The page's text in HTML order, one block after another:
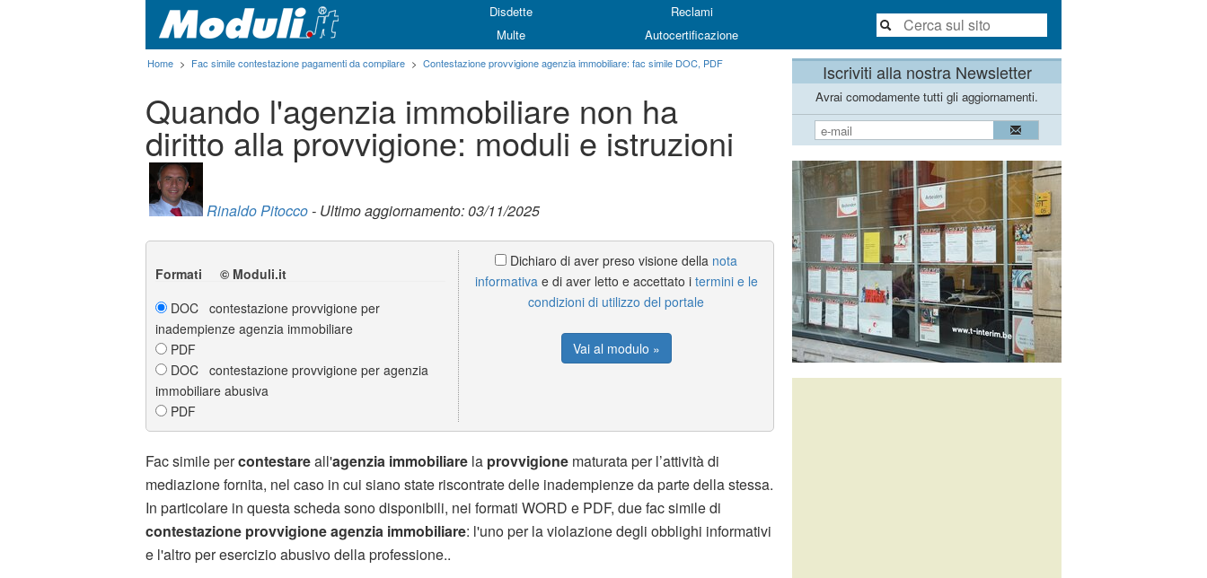
Disdette
Reclami
Multe
Autocertificazione
Home > Fac simile contestazione pagamenti da compilare > Contestazione provvigione agenzia immobiliare: fac simile DOC, PDF
Quando l'agenzia immobiliare non ha
diritto alla provvigione: moduli e istruzioni
Rinaldo Pitocco- Ultimo aggiornamento: 03/11/2025
Formati © Moduli.it
DOC contestazione provvigione per
inadempienze agenzia immobiliare
PDF
DOC contestazione provvigione per agenzia
immobiliare abusiva
PDF
Dichiaro di aver preso visione della nota
informativa e di aver letto e accettato i termini e le
condizioni di utilizzo del portale
Vai al modulo »
Fac simile percontestareall'agenzia immobiliare la provvigione maturata per l’attività di
mediazione fornita, nel caso in cui siano state riscontrate delle inadempienze da parte della stessa.
In particolare in questa scheda sono disponibili, nei formati WORD e PDF, due fac simile di
contestazione provvigione agenzia immobiliare: l'uno per la violazione degli obblighi informativi
e l'altro per esercizio abusivo della professione..
Iscriviti alla nostra Newsletter
Avrai comodamente tutti gli aggiornamenti.